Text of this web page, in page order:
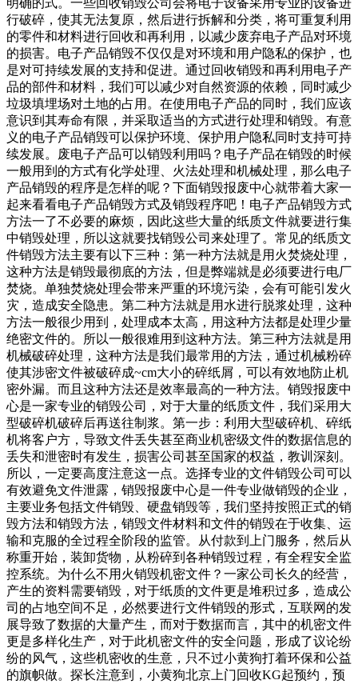
明确的式。一些回收销毁公司会将电子设备采用专业的设备进
行破碎，使其无法复原，然后进行拆解和分类，将可重复利用
的零件和材料进行回收和再利用，以减少废弃电子产品对环境
的损害。电子产品销毁不仅仅是对环境和用户隐私的保护，也
是对可持续发展的支持和促进。通过回收销毁和再利用电子产
品的部件和材料，我们可以减少对自然资源的依赖，同时减少
垃圾填埋场对土地的占用。在使用电子产品的同时，我们应该
意识到其寿命有限，并采取适当的方式进行处理和销毁。有意
义的电子产品销毁可以保护环境、保护用户隐私同时支持可持
续发展。废电子产品可以销毁利用吗？电子产品在销毁的时候
一般用到的方式有化学处理、火法处理和机械处理，那么电子
产品销毁的程序是怎样的呢？下面销毁报废中心就带着大家一
起来看看电子产品销毁方式及销毁程序吧！电子产品销毁方式
方法一了不必要的麻烦，因此这些大量的纸质文件就要进行集
中销毁处理，所以这就要找销毁公司来处理了。常见的纸质文
件销毁方法主要有以下三种：第一种方法就是用火焚烧处理，
这种方法是销毁最彻底的方法，但是弊端就是必须要进行电厂
焚烧。单独焚烧处理会带来严重的环境污染，会有可能引发火
灾，造成安全隐患。第二种方法就是用水进行脱浆处理，这种
方法一般很少用到，处理成本太高，用这种方法都是处理少量
绝密文件的。所以一般很难用到这种方法。第三种方法就是用
机械破碎处理，这种方法是我们最常用的方法，通过机械粉碎
使其涉密文件被破碎成~cm大小的碎纸屑，可以有效地防止机
密外漏。而且这种方法还是效率最高的一种方法。销毁报废中
心是一家专业的销毁公司，对于大量的纸质文件，我们采用大
型破碎机破碎后再送往制浆。第一步：利用大型破碎机、碎纸
机将客户方，导致文件丢失甚至商业机密级文件的数据信息的
丢失和泄密时有发生，损害公司甚至国家的权益，教训深刻。
所以，一定要高度注意这一点。选择专业的文件销毁公司可以
有效避免文件泄露，销毁报废中心是一件专业做销毁的企业，
主要业务包括文件销毁、硬盘销毁等，我们坚持按照正式的销
毁方法和销毁方法，销毁文件材料和文件的销毁在于收集、运
输和克服的全过程全阶段的监管。从付款到上门服务，然后从
称重开始，装卸货物，从粉碎到各种销毁过程，有全程安全监
控系统。为什么不用火销毁机密文件？一家公司长久的经营，
产生的资料需要销毁，对于纸质的文件更是堆积过多，造成公
司的占地空间不足，必然要进行文件销毁的形式，互联网的发
展导致了数据的大量产生，而对于数据而言，其中的机密文件
更是多样化生产，对于此机密文件的安全问题，形成了议论纷
纷的风气，这些机密收的生意，只不过小黄狗打着环保和公益
的旗帜做。探长注意到，小黄狗北京上门回收KG起预约，预